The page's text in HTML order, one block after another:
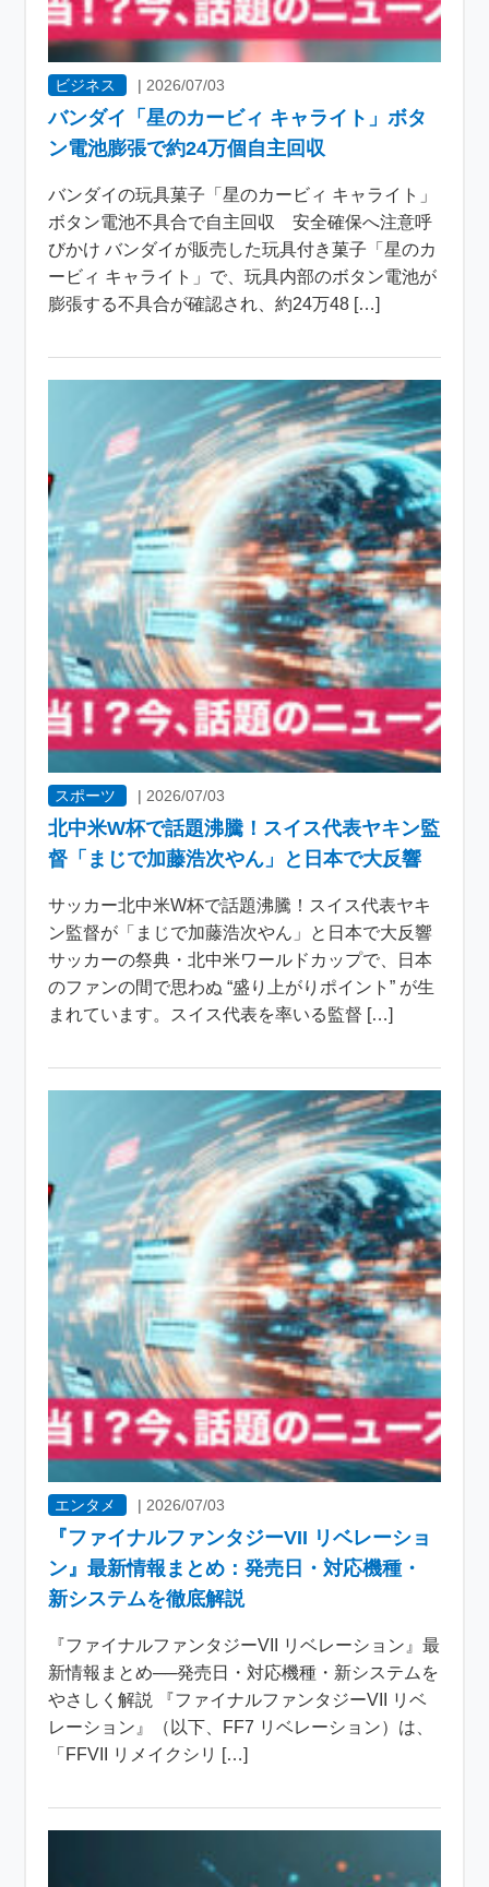
ビジネス |2026/07/03
バンダイ「星のカービィ キャライト」ボタ
ン電池膨張で約24万個自主回収
バンダイの玩具菓子「星のカービィ キャライト」
ボタン電池不具合で自主回収 安全確保へ注意呼
びかけ バンダイが販売した玩具付き菓子「星のカ
ービィ キャライト」で、玩具内部のボタン電池が
膨張する不具合が確認され、約24万48 […]
スポーツ | 2026/07/03
北中米W杯で話題沸騰！スイス代表ヤキン監
督「まじで加藤浩次やん」と日本で大反響
サッカー北中米W杯で話題沸騰！スイス代表ヤキ
ン監督が「まじで加藤浩次やん」と日本で大反響
サッカーの祭典・北中米ワールドカップで、日本
のファンの間で思わぬ “盛り上がりポイント” が生
まれています。スイス代表を率いる監督 […]
エンタメ | 2026/07/03
『ファイナルファンタジーVII リベレーショ
ン』最新情報まとめ：発売日・対応機種・
新システムを徹底解説
『ファイナルファンタジーVII リベレーション』最
新情報まとめ──発売日・対応機種・新システムを
やさしく解説 『ファイナルファンタジーVII リベ
レーション』（以下、FF7 リベレーション）は、
「FFVII リメイクシリ […]